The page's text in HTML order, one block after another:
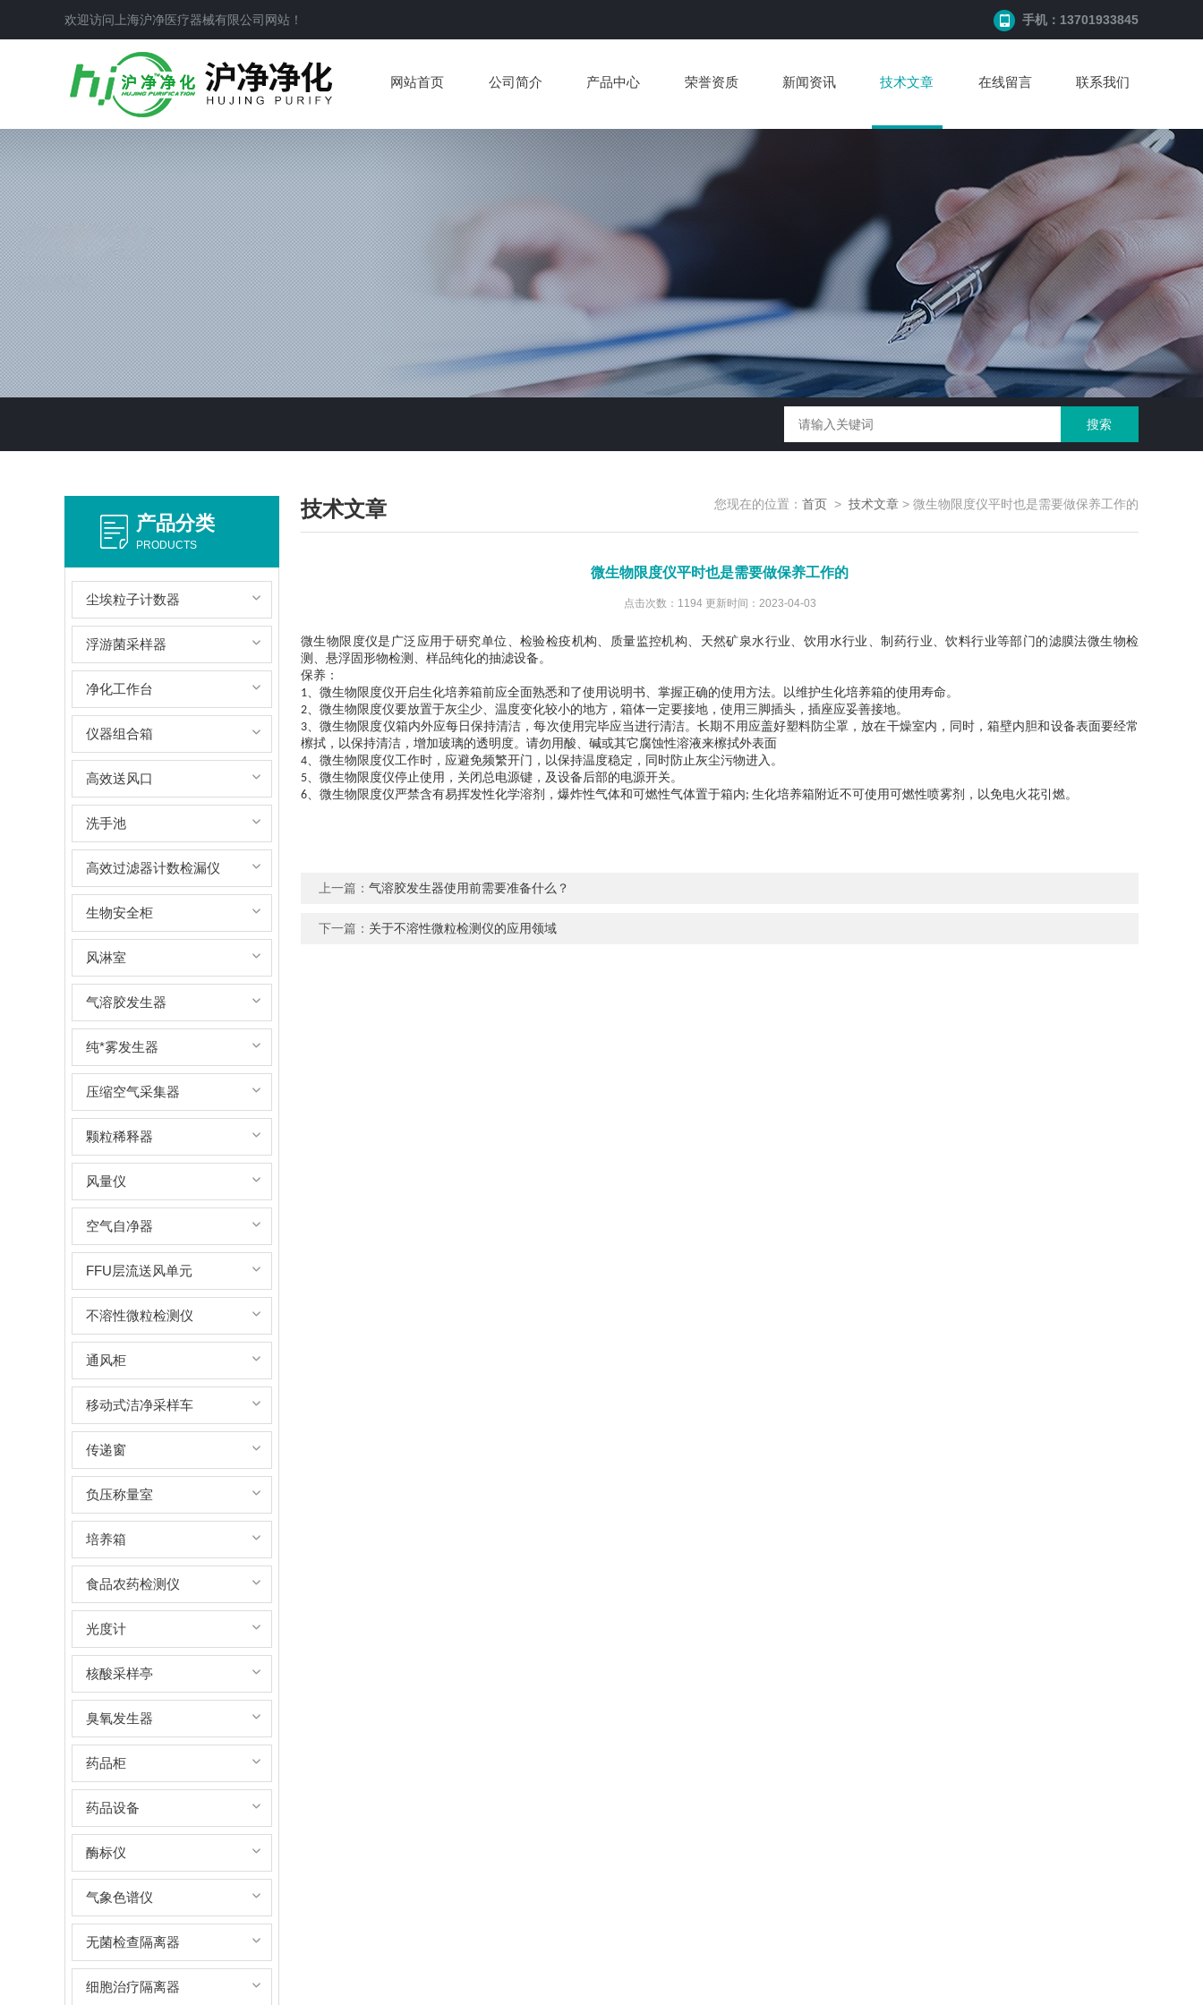
欢迎访问上海沪净医疗器械有限公司网站！ 手机：13701933845
网站首页 公司简介 产品中心 荣誉资质 新闻资讯 技术文章 在线留言 联系我们
技术文章 您现在的位置： 首页 > 技术文章 > 微生物限度仪平时也是需要做保养工作的
微生物限度仪平时也是需要做保养工作的
点击次数：1194 更新时间：2023-04-03
微生物限度仪是广泛应用于研究单位、检验检疫机构、质量监控机构、天然矿泉水行业、饮用水行业、制药行业、饮料行业等部门的滤膜法微生物检
测、悬浮固形物检测、样品纯化的抽滤设备。
保养：
1、微生物限度仪开启生化培养箱前应全面熟悉和了使用说明书、掌握正确的使用方法。以维护生化培养箱的使用寿命。
2、微生物限度仪要放置于灰尘少、温度变化较小的地方，箱体一定要接地，使用三脚插头，插座应妥善接地。
3、微生物限度仪箱内外应每日保持清洁，每次使用完毕应当进行清洁。长期不用应盖好塑料防尘罩，放在干燥室内，同时，箱壁内胆和设备表面要经常
檫拭，以保持清洁，增加玻璃的透明度。请勿用酸、碱或其它腐蚀性溶液来檫拭外表面
4、微生物限度仪工作时，应避免频繁开门，以保持温度稳定，同时防止灰尘污物进入。
5、微生物限度仪停止使用，关闭总电源键，及设备后部的电源开关。
6、微生物限度仪严禁含有易挥发性化学溶剂，爆炸性气体和可燃性气体置于箱内; 生化培养箱附近不可使用可燃性喷雾剂，以免电火花引燃。
上一篇： 气溶胶发生器使用前需要准备什么？
下一篇： 关于不溶性微粒检测仪的应用领域
产品分类
PRODUCTS
尘埃粒子计数器
浮游菌采样器
净化工作台
仪器组合箱
高效送风口
洗手池
高效过滤器计数检漏仪
生物安全柜
风淋室
气溶胶发生器
纯*雾发生器
压缩空气采集器
颗粒稀释器
风量仪
空气自净器
FFU层流送风单元
不溶性微粒检测仪
通风柜
移动式洁净采样车
传递窗
负压称量室
培养箱
食品农药检测仪
光度计
核酸采样亭
臭氧发生器
药品柜
药品设备
酶标仪
气象色谱仪
无菌检查隔离器
细胞治疗隔离器